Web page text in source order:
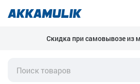
Скидка при самовывозе из